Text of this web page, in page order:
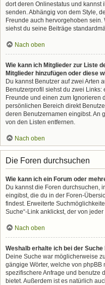
dort deren Onlinestatus und
senden. Abhängig von dem Style,
Freunde auch hervorgehoben
siehst du seine Beiträge
Nach oben
Wie kann ich Mitglieder zur Liste
Mitglieder hinzufügen oder diese
Du kannst Benutzer auf zwei Arten
Benutzerprofil siehst du zwei
Freunde und einen zum Ignorieren
persönlichen Bereich direkt
deren Benutzernamen eingibst. An
von den Listen entfernen.
Nach oben
Die Foren durchsuchen
Wie kann ich ein Forum oder
Du kannst die Foren durchsuchen,
eingibst, die du in der Foren-
findest. Erweiterte
Suche“-Link anklickst, der von
Nach oben
Weshalb erhalte ich bei der
Deine Suche war möglicherweise
gängige Wörter, welche von
spezifischere Anfrage und benutze
bietet. Außerdem ist es natürlich